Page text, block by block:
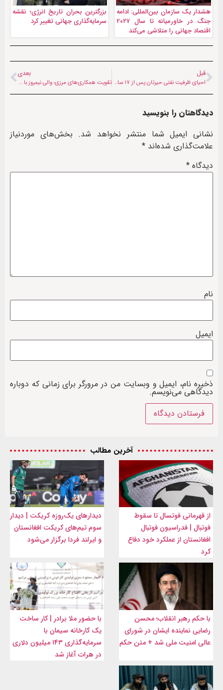
هشدار یک سازمان بین‌المللی: ادامه
جنگ در خاورمیانه تا سال ۲۰۲۷
اقتصاد جهانی را متلاشی می‌کند
بزرگترين بحران تاریخ انرژی؛ نقشه
سرمایه‌گذاری جهانی تغییر کرد
قبل
احیای ظرفیت نفتی حیرتان پس از ۱۷ سال؛ ۴۰ هزار تن ذخیره استراتژیک دوباره فعال شد
بعدی
تقویت همکاری‌های مرزی؛ والی نیمروز با استاندار سیستان‌ و بلوچستان دیدار کرد
دیدگاهتان را بنویسید
نشانی ایمیل شما منتشر نخواهد شد. بخش‌های موردنیاز
علامت‌گذاری شده‌اند *
دیدگاه *
نام
ایمیل
ذخیره نام، ایمیل و وبسایت من در مرورگر برای زمانی که دوباره
دیدگاهی می‌نویسم.
آخرین مطالب
از قهرمانی فوتسال تا سقوط
فوتبال | فدراسیون فوتبال
افغانستان از عملکرد خود دفاع
کرد
دیدارهای یک‌روزه کریکت | دیدار
سوم تیم‌های کریکت افغانستان
و ایرلند فردا برگزار می‌شود
با حکم رهبر انقلاب؛ محسن
رضایی نماینده ایشان در شورای
عالی امنیت ملی شد + متن حکم
با حضور ملا برادر | کار ساخت
یک کارخانه سیمان با
سرمایه‌گذاری ۱۴۳ میلیون دلاری
در هرات آغاز شد